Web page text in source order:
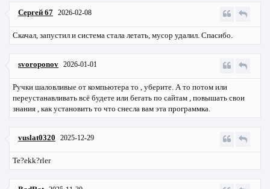
Сергей 67 2026-02-08
Скачал, запустил и система стала летать, мусор удалил. Спасибо.
svoroponov 2026-01-01
Ручки шаловливые от компьютера то , уберите. А то потом или
переустанавливать всё будете или бегать по сайтам , повышать свои
знания , как установить то что снесла вам эта программка.
vuslat0320 2025-12-29
Te?ekk?rler